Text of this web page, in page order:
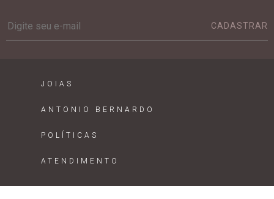
CADASTRAR
JOIAS
ANTONIO BERNARDO
POLÍTICAS
ATENDIMENTO